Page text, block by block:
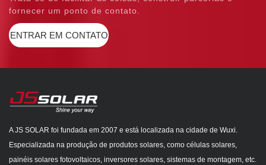
fornecer um ponto de contato.
ENTRAR EM CONTATO
A JS SOLAR foi fundada em 2007 e está localizada na cidade de Wuxi.
Especializada na produção de produtos solares, como células solares,
painéis solares fotovoltaicos, inversores solares, sistemas de montagem, etc.